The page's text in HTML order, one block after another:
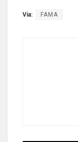
Via: FAMA